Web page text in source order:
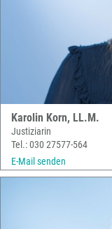
Karolin Korn, LL.M.
Justiziarin
Tel.: 030 27577-564
E-Mail senden